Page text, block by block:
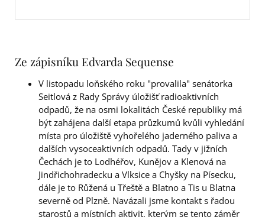
Ze zápisníku Edvarda Sequense
V listopadu loňského roku "provalila" senátorka
Seitlová z Rady Správy úložišť radioaktivních
odpadů, že na osmi lokalitách České republiky má
být zahájena další etapa průzkumů kvůli vyhledání
místa pro úložiště vyhořelého jaderného paliva a
dalších vysoceaktivních odpadů. Tady v jižních
Čechách je to Lodhéřov, Kunějov a Klenová na
Jindřichohradecku a Vlksice a Chyšky na Písecku,
dále je to Růžená u Třeště a Blatno a Tis u Blatna
severně od Plzně. Navázali jsme kontakt s řadou
starostů a místních aktivit, kterým se tento záměr